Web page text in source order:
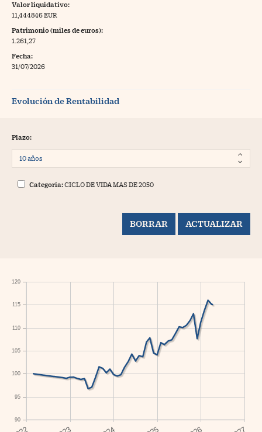
Valor liquidativo:
11,444846 EUR
Patrimonio (miles de euros):
1.261,27
Fecha:
31/07/2026
Evolución de Rentabilidad
Plazo:
Categoría:CICLO DE VIDA MAS DE 2050
90
95
100
105
110
115
120